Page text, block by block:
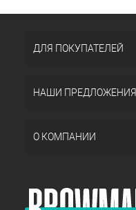
ДЛЯ ПОКУПАТЕЛЕЙ
НАШИ ПРЕДЛОЖЕНИЯ
О КОМПАНИИ